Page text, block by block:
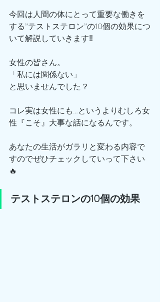
今回は人間の体にとって重要な働きを
する”テストステロン”の10個の効果につ
いて解説していきます‼️
女性の皆さん。
「私には関係ない」
と思いませんでした？
コレ実は女性にも…というよりむしろ女
性『こそ』大事な話になるんです。
あなたの生活がガラリと変わる内容で
すのでぜひチェックしていって下さい
🔥
テストステロンの10個の効果